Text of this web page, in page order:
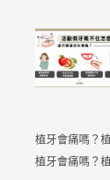
植牙會痛嗎？
植牙會痛嗎？